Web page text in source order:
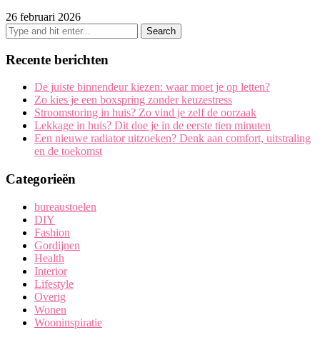
26 februari 2026
Recente berichten
De juiste binnendeur kiezen: waar moet je op letten?
Zo kies je een boxspring zonder keuzestress
Stroomstoring in huis? Zo vind je zelf de oorzaak
Lekkage in huis? Dit doe je in de eerste tien minuten
Een nieuwe radiator uitzoeken? Denk aan comfort, uitstraling
en de toekomst
Categorieën
bureaustoelen
DIY
Fashion
Gordijnen
Health
Interior
Lifestyle
Overig
Wonen
Wooninspiratie